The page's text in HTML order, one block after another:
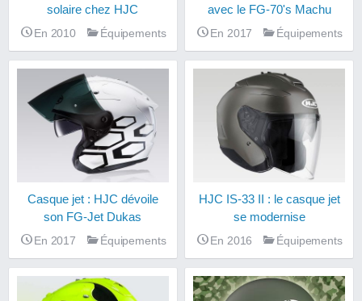
solaire chez HJC
En 2010 Équipements
avec le FG-70's Machu
En 2017 Équipements
Casque jet : HJC dévoile
son FG-Jet Dukas
En 2017 Équipements
HJC IS-33 II : le casque jet
se modernise
En 2016 Équipements